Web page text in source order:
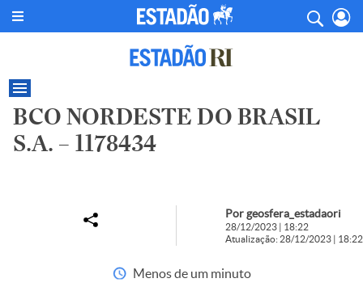
BCO NORDESTE DO BRASIL
S.A. – 1178434
Por geosfera_estadaori
28/12/2023 | 18:22
Atualização: 28/12/2023 | 18:22
Menos de um minuto